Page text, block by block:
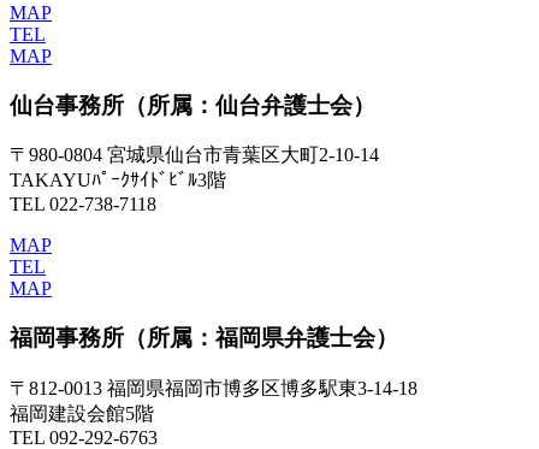
MAP
TEL
MAP
仙台事務所 （所属：仙台弁護士会）
〒980-0804 宮城県仙台市青葉区大町2-10-14
TAKAYUﾊﾟｰｸｻｲﾄﾞﾋﾞﾙ3階
TEL 022-738-7118
MAP
TEL
MAP
福岡事務所 （所属：福岡県弁護士会）
〒812-0013 福岡県福岡市博多区博多駅東3-14-18
福岡建設会館5階
TEL 092-292-6763